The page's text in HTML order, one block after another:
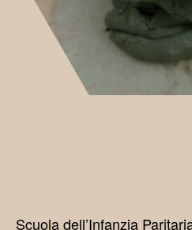
Scuola dell’Infanzia